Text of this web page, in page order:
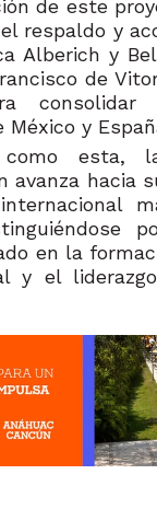
de este
respaldo y
Alberich y
de
consolidar
y
esta,
avanza hacia
en la
y el